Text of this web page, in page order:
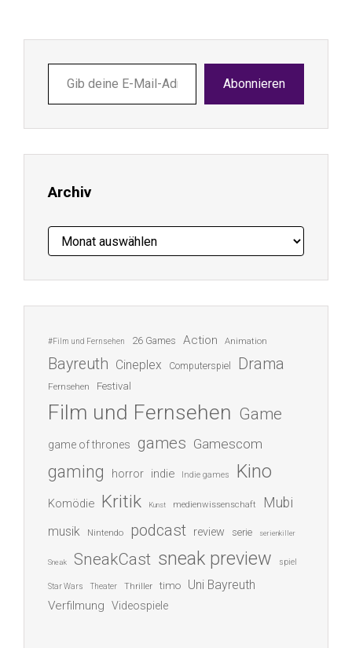
deine
E-
ein ...
Abonnieren
Archiv
Archiv
#Film und Fernsehen 26 Games Action Animation
Bayreuth Cineplex Computerspiel Drama
Fernsehen Festival
Film und Fernsehen Game
game of thrones games Gamescom
gaming horror indie Indie games Kino
Komödie Kritik Kunst medienwissenschaft Mubi
musik Nintendo podcast review serie serienkiller
Sneak SneakCast sneak preview spiel
Star Wars Theater Thriller timo Uni Bayreuth
Verfilmung Videospiele